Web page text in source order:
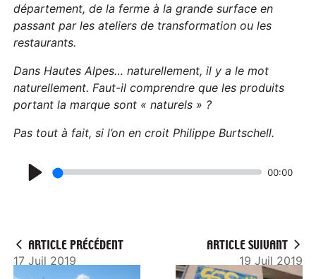
a
y
département, de la ferme à la grande surface en
passant par les ateliers de transformation ou les
restaurants.
Dans Hautes Alpes… naturellement, il y a le mot
naturellement. Faut-il comprendre que les produits
portant la marque sont « naturels » ?
Pas tout à fait, si l’on en croit Philippe Burtschell.
y
00:00
ARTICLE PRÉCÉDENT
17 Juil 2019
ARTICLE SUIVANT
19 Juil 2019